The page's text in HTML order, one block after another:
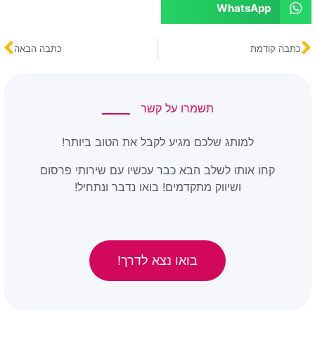
WhatsApp
כתבה קודמת כתבה הבאה
תשמרו על קשר
למותג שלכם מגיע לקבל את הטוב ביותר!
קחו אותו לשלב הבא כבר עכשיו עם שירותי פרסום
ושיווק מתקדמים! בואו נדבר ונתחיל!
בואו נצא לדרך!